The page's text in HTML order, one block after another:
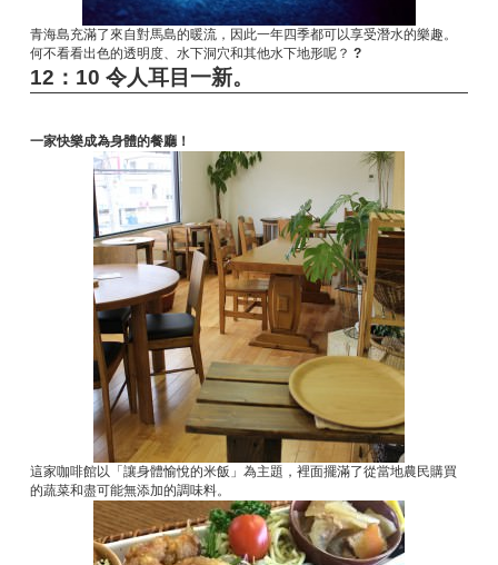
青海島充滿了來自對馬島的暖流，因此一年四季都可以享受潛水的樂趣。
何不看看出色的透明度、水下洞穴和其他水下地形呢？ ?
12：10 令人耳目一新。
一家快樂成為身體的餐廳！
這家咖啡館以「讓身體愉悅的米飯」為主題，裡面擺滿了從當地農民購買
的蔬菜和盡可能無添加的調味料。